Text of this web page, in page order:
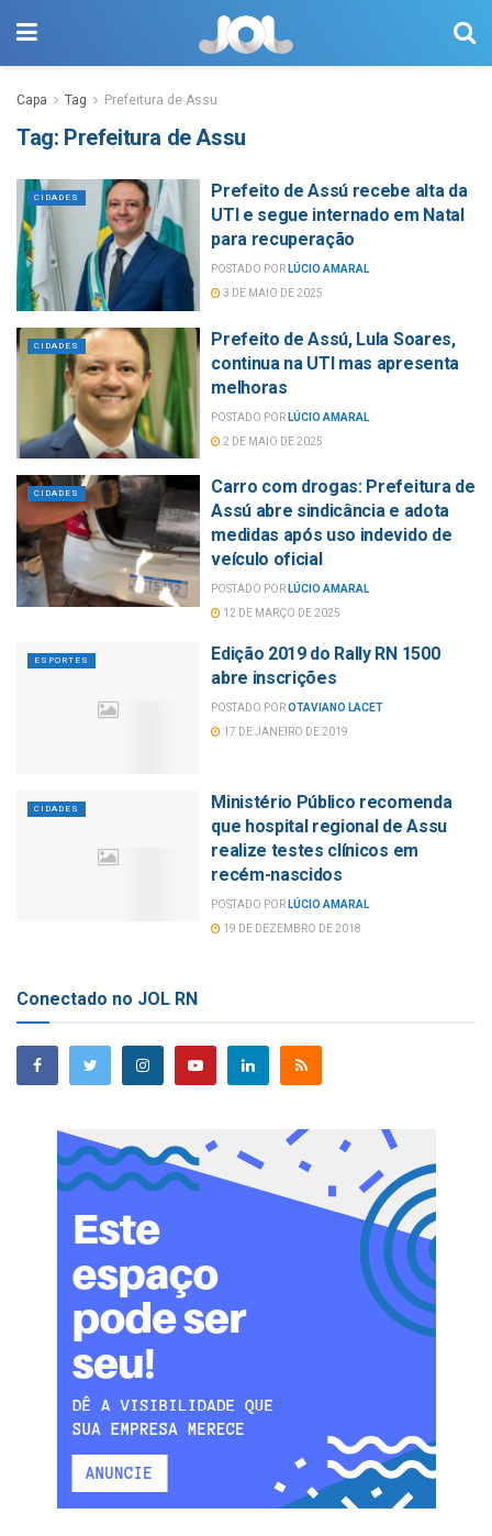
Capa Tag Prefeitura de Assu
Tag: Prefeitura de Assu
CIDADES
Prefeito de Assú recebe alta da
UTI e segue internado em Natal
para recuperação
POSTADO POR LÚCIO AMARAL
3 DE MAIO DE 2025
CIDADES
Prefeito de Assú, Lula Soares,
continua na UTI mas apresenta
melhoras
POSTADO POR LÚCIO AMARAL
2 DE MAIO DE 2025
CIDADES
Carro com drogas: Prefeitura de
Assú abre sindicância e adota
medidas após uso indevido de
veículo oficial
POSTADO POR LÚCIO AMARAL
12 DE MARÇO DE 2025
ESPORTES
Edição 2019 do Rally RN 1500
abre inscrições
POSTADO POROTAVIANO LACET
17 DE JANEIRO DE 2019
CIDADES
Ministério Público recomenda
que hospital regional de Assu
realize testes clínicos em
recém-nascidos
POSTADO POR LÚCIO AMARAL
19 DE DEZEMBRO DE 2018
Conectado no JOL RN